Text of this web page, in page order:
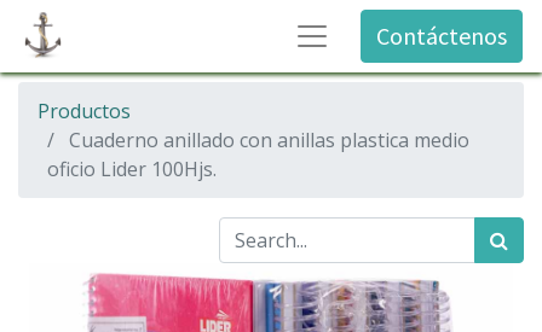
Contáctenos
Productos
Cuaderno anillado con anillas plastica medio
oficio Lider 100Hjs.